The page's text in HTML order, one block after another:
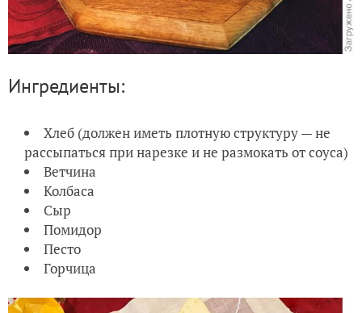
Ингредиенты:
Хлеб (должен иметь плотную структуру — не
рассыпаться при нарезке и не размокать от соуса)
Ветчина
Колбаса
Сыр
Помидор
Песто
Горчица